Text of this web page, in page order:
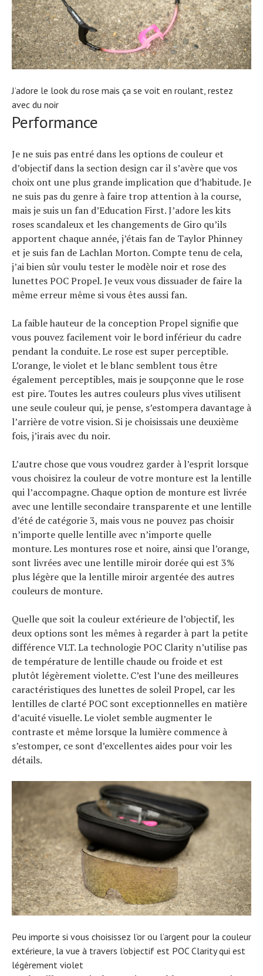
J’adore le look du rose mais ça se voit en roulant, restez
avec du noir
Performance
Je ne suis pas entré dans les options de couleur et
d’objectif dans la section design car il s’avère que vos
choix ont une plus grande implication que d’habitude. Je
ne suis pas du genre à faire trop attention à la course,
mais je suis un fan d’Education First. J’adore les kits
roses scandaleux et les changements de Giro qu’ils
apportent chaque année, j’étais fan de Taylor Phinney
et je suis fan de Lachlan Morton. Compte tenu de cela,
j’ai bien sûr voulu tester le modèle noir et rose des
lunettes POC Propel. Je veux vous dissuader de faire la
même erreur même si vous êtes aussi fan.
La faible hauteur de la conception Propel signifie que
vous pouvez facilement voir le bord inférieur du cadre
pendant la conduite. Le rose est super perceptible.
L’orange, le violet et le blanc semblent tous être
également perceptibles, mais je soupçonne que le rose
est pire. Toutes les autres couleurs plus vives utilisent
une seule couleur qui, je pense, s’estompera davantage à
l’arrière de votre vision. Si je choisissais une deuxième
fois, j’irais avec du noir.
L’autre chose que vous voudrez garder à l’esprit lorsque
vous choisirez la couleur de votre monture est la lentille
qui l’accompagne. Chaque option de monture est livrée
avec une lentille secondaire transparente et une lentille
d’été de catégorie 3, mais vous ne pouvez pas choisir
n’importe quelle lentille avec n’importe quelle
monture. Les montures rose et noire, ainsi que l’orange,
sont livrées avec une lentille miroir dorée qui est 3%
plus légère que la lentille miroir argentée des autres
couleurs de monture.
Quelle que soit la couleur extérieure de l’objectif, les
deux options sont les mêmes à regarder à part la petite
différence VLT. La technologie POC Clarity n’utilise pas
de température de lentille chaude ou froide et est
plutôt légèrement violette. C’est l’une des meilleures
caractéristiques des lunettes de soleil Propel, car les
lentilles de clarté POC sont exceptionnelles en matière
d’acuité visuelle. Le violet semble augmenter le
contraste et même lorsque la lumière commence à
s’estomper, ce sont d’excellentes aides pour voir les
détails.
Peu importe si vous choisissez l’or ou l’argent pour la couleur
extérieure, la vue à travers l’objectif est POC Clarity qui est
légèrement violet